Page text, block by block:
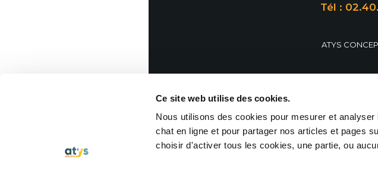
Ce site web utilise des cookies.
Nous utilisons des cookies pour mesurer et analyser
chat en ligne et pour partager nos articles et pages
choisir d'activer tous les cookies, une partie, ou
Tél :
ATYS